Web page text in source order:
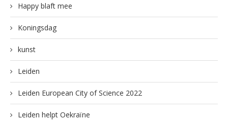
Happy blaft mee
Koningsdag
kunst
Leiden
Leiden European City of Science 2022
Leiden helpt Oekraïne